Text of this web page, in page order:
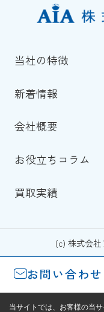
当社の特徴
新着情報
会社概要
お役立ちコラム
買取実績
(c) 株式会
お問い合わせ
当サイトでは、お客様の当